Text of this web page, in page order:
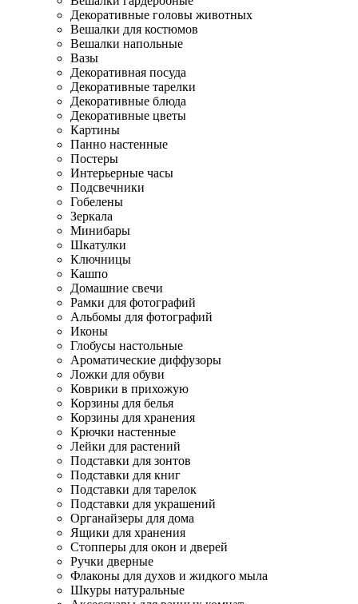
Декоративные головы животных
Вешалки для костюмов
Вешалки напольные
Вазы
Декоративная посуда
Декоративные тарелки
Декоративные блюда
Декоративные цветы
Картины
Панно настенные
Постеры
Интерьерные часы
Подсвечники
Гобелены
Зеркала
Минибары
Шкатулки
Ключницы
Кашпо
Домашние свечи
Рамки для фотографий
Альбомы для фотографий
Иконы
Глобусы настольные
Ароматические диффузоры
Ложки для обуви
Коврики в прихожую
Корзины для белья
Корзины для хранения
Крючки настенные
Лейки для растений
Подставки для зонтов
Подставки для книг
Подставки для тарелок
Подставки для украшений
Органайзеры для дома
Ящики для хранения
Стопперы для окон и дверей
Ручки дверные
Флаконы для духов и жидкого мыла
Шкуры натуральные